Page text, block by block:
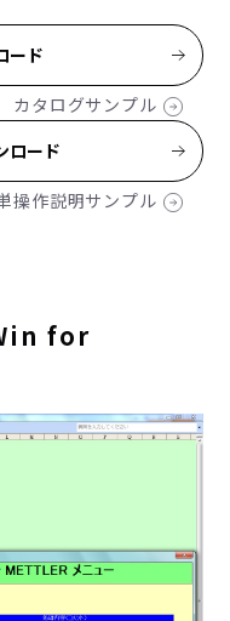
ード
カタログサンプル
ロード
操作説明サンプル
for